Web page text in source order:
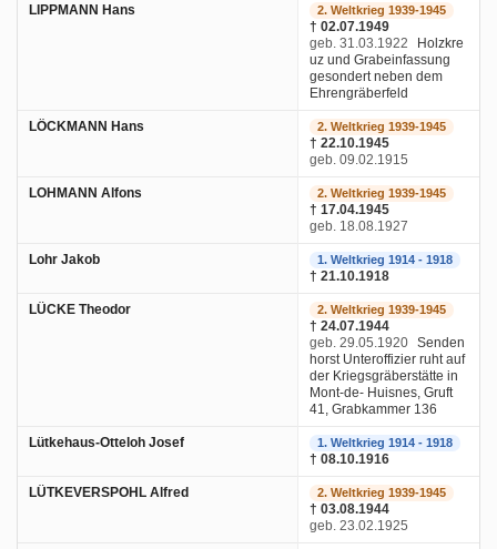
LIPPMANN Hans 2. Weltkrieg 1939-1945
† 02.07.1949
geb. 31.03.1922
Holzkre
uz und Grabeinfassung
gesondert neben dem
Ehrengräberfeld
LÖCKMANN Hans 2. Weltkrieg 1939-1945
† 22.10.1945
geb. 09.02.1915
LOHMANN Alfons 2. Weltkrieg 1939-1945
† 17.04.1945
geb. 18.08.1927
Lohr Jakob 1. Weltkrieg 1914 - 1918
† 21.10.1918
LÜCKE Theodor 2. Weltkrieg 1939-1945
† 24.07.1944
geb. 29.05.1920 Senden
horst Unteroffizier ruht auf
der Kriegsgräberstätte in
Mont-de- Huisnes, Gruft
41, Grabkammer 136
Lütkehaus-Otteloh Josef 1. Weltkrieg 1914 - 1918
† 08.10.1916
LÜTKEVERSPOHL Alfred 2. Weltkrieg 1939-1945
† 03.08.1944
geb. 23.02.1925